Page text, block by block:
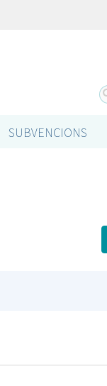
SUBVENCIONS